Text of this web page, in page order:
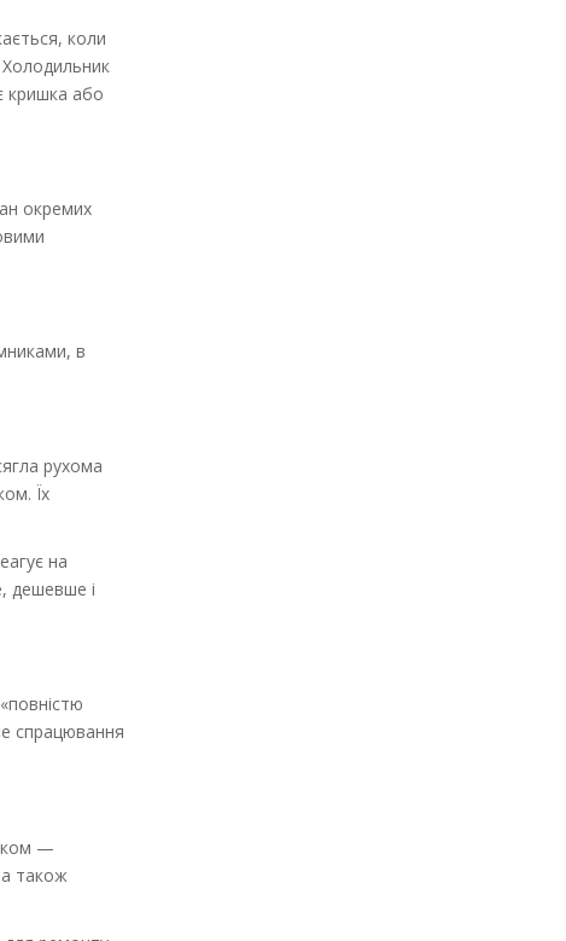
коли
кришка або
окремих
в
рухома
Їх
на
дешевше і
спрацювання
—
а також